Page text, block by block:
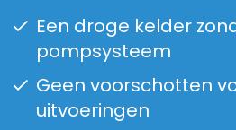
Een droge kelder
pompsysteem
Geen voorschotten
uitvoeringen